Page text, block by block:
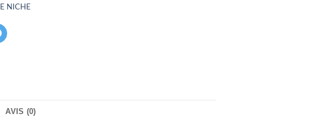
NICHE
AVIS (0)